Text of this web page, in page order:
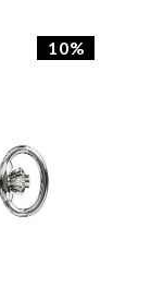
10%